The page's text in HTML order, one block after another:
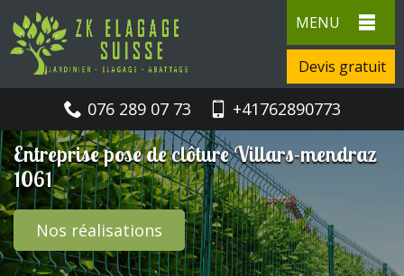
MENU
Devis gratuit
076 289 07 73 +41762890773
Entreprise pose de clôture Villars-mendraz
1061
Nos réalisations